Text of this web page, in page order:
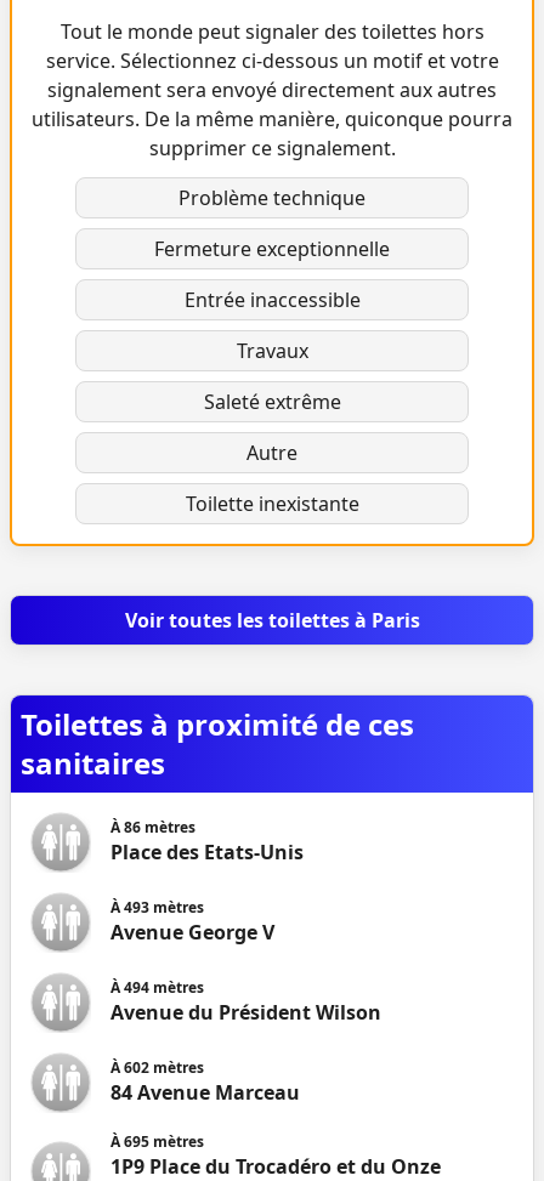
Tout le monde peut signaler des toilettes hors
service. Sélectionnez ci-dessous un motif et votre
signalement sera envoyé directement aux autres
utilisateurs. De la même manière, quiconque pourra
supprimer ce signalement.
Problème technique
Fermeture exceptionnelle
Entrée inaccessible
Travaux
Saleté extrême
Autre
Toilette inexistante
Voir toutes les toilettes à Paris
Toilettes à proximité de ces
sanitaires
À86 mètres
Place des Etats-Unis
À493 mètres
Avenue George V
À494 mètres
Avenue du Président Wilson
À602 mètres
84 Avenue Marceau
À695 mètres
1P9 Place du Trocadéro et du Onze